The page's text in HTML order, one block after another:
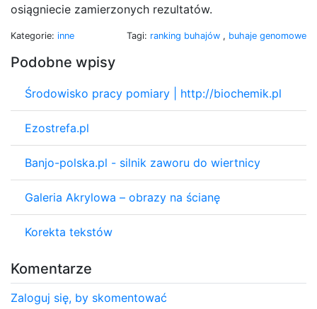
osiągniecie zamierzonych rezultatów.
Kategorie: inne Tagi: ranking buhajów , buhaje genomowe
Podobne wpisy
Środowisko pracy pomiary | http://biochemik.pl
Ezostrefa.pl
Banjo-polska.pl - silnik zaworu do wiertnicy
Galeria Akrylowa – obrazy na ścianę
Korekta tekstów
Komentarze
Zaloguj się, by skomentować